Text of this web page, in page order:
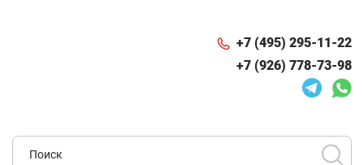
+7 (495) 295-11-22
+7 (926) 778-73-98